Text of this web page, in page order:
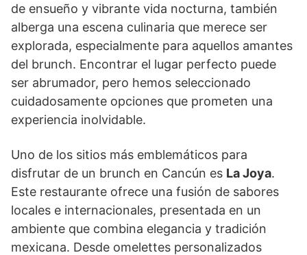
de ensueño y vibrante vida nocturna, también
alberga una escena culinaria que merece ser
explorada, especialmente para aquellos amantes
del brunch. Encontrar el lugar perfecto puede
ser abrumador, pero hemos seleccionado
cuidadosamente opciones que prometen una
experiencia inolvidable.
Uno de los sitios más emblemáticos para
disfrutar de un brunch en Cancún es La Joya.
Este restaurante ofrece una fusión de sabores
locales e internacionales, presentada en un
ambiente que combina elegancia y tradición
mexicana. Desde omelettes personalizados